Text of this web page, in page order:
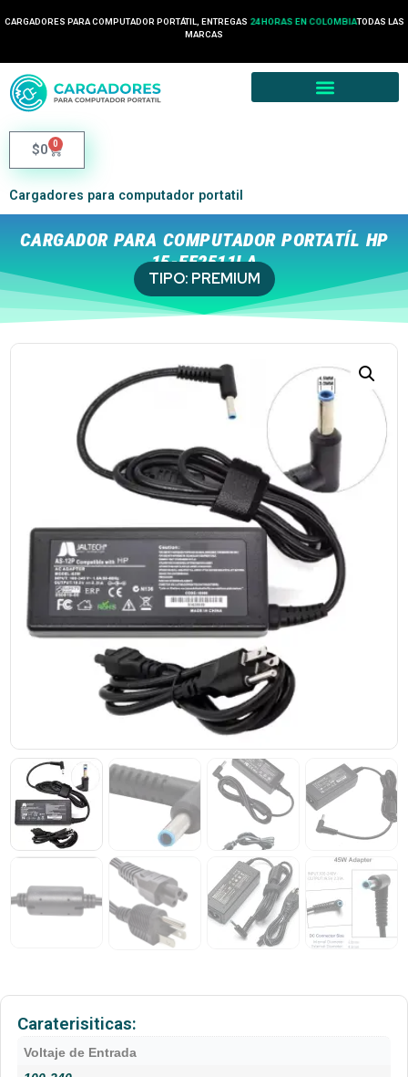
CARGADORES PARA COMPUTADOR PORTÁTIL, ENTREGAS 24 HORAS EN COLOMBIATODAS LAS
MARCAS
$0 0
Cargadores para computador portatil
CARGADOR PARA COMPUTADOR PORTATÍL HP
15-EF2511LA
TIPO: PREMIUM
Caraterisiticas:
Voltaje de Entrada